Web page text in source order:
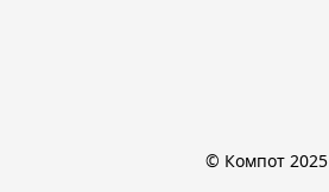
© Компот 2025